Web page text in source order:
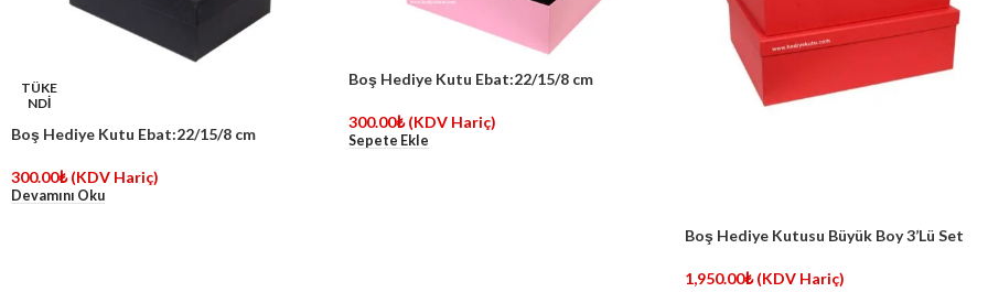
TÜKE
NDİ
Boş Hediye Kutu Ebat:22/15/8 cm
300.00₺ (KDV Hariç)
Devamını Oku
Boş Hediye Kutu Ebat:22/15/8 cm
300.00₺ (KDV Hariç)
Sepete Ekle
Boş Hediye Kutusu Büyük Boy 3’Lü Set
1,950.00₺ (KDV Hariç)